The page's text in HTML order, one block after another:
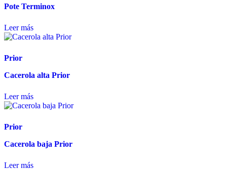
Pote Terminox
Leer más
Prior
Cacerola alta Prior
Leer más
Prior
Cacerola baja Prior
Leer más